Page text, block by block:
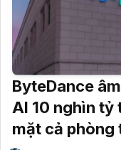
ByteDance
AI 10 nghìn tỷ
mặt cả phòng